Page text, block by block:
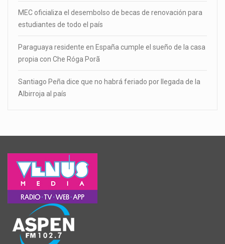
MEC oficializa el desembolso de becas de renovación para
estudiantes de todo el país
Paraguaya residente en España cumple el sueño de la casa
propia con Che Róga Porã
Santiago Peña dice que no habrá feriado por llegada de la
Albirroja al país